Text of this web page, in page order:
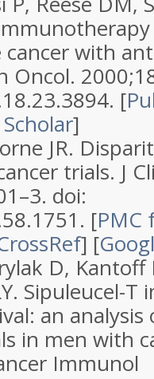
with
Oncol.
[
]
JR.
trials. J
doi:
[PMC
] [
D, Kantoff
Sipuleucel-
an
in men with
Immunol